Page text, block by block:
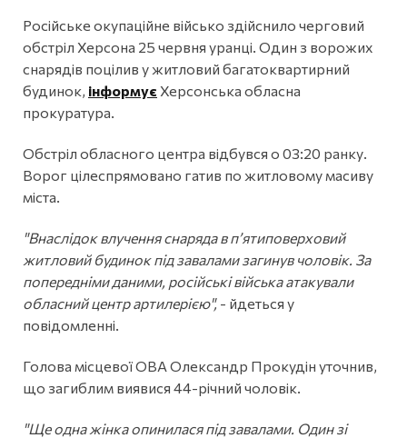
Російське окупаційне військо здійснило черговий
обстріл Херсона 25 червня уранці. Один з ворожих
снарядів поцілив у житловий багатоквартирний
будинок, інформує Херсонська обласна
прокуратура.
Обстріл обласного центра відбувся о 03:20 ранку.
Ворог цілеспрямовано гатив по житловому масиву
міста.
"Внаслідок влучення снаряда в пʼятиповерховий
житловий будинок під завалами загинув чоловік. За
попередніми даними, російські війська атакували
обласний центр артилерією", - йдеться у
повідомленні.
Голова місцевої ОВА Олександр Прокудін уточнив,
що загиблим виявися 44-річний чоловік.
"Ще одна жінка опинилася під завалами. Один зі